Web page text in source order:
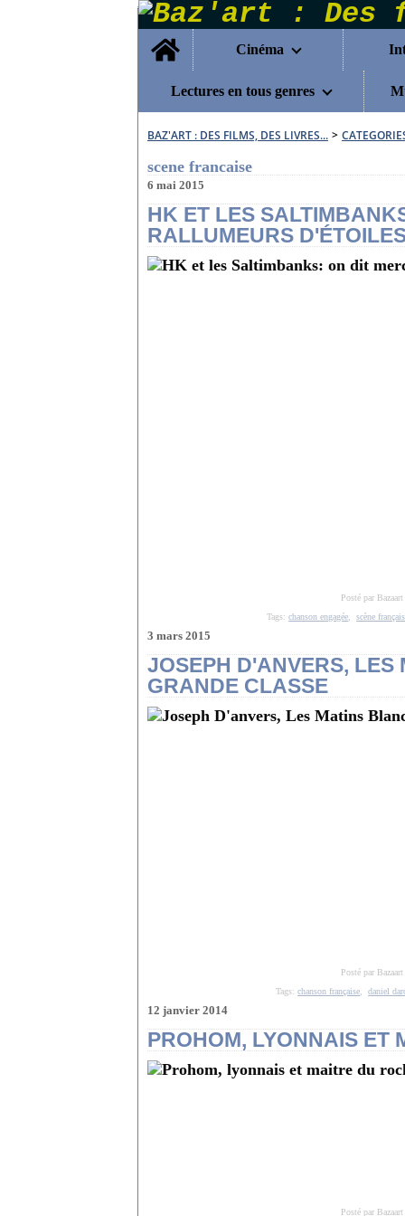
Home
Cinéma
Lectures en tous genres
BAZ'ART : DES FILMS, DES LIVRES... >
scene francaise
6 mai 2015
HK ET LES
RALLUMEURS
Posté par
Tags:chanson engagée ,scène
3 mars 2015
JOSEPH D'ANVERS, LES
GRANDE CLASSE
Posté par
Tags:chanson française ,daniel
12 janvier 2014
PROHOM, LYONNAIS ET
Posté par